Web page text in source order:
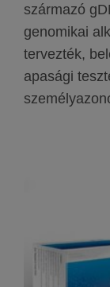
származó
genomikai
tervezték,
apasági